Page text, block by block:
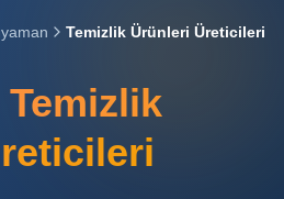
Temizlik Ürünleri Üreticileri
Temizlik